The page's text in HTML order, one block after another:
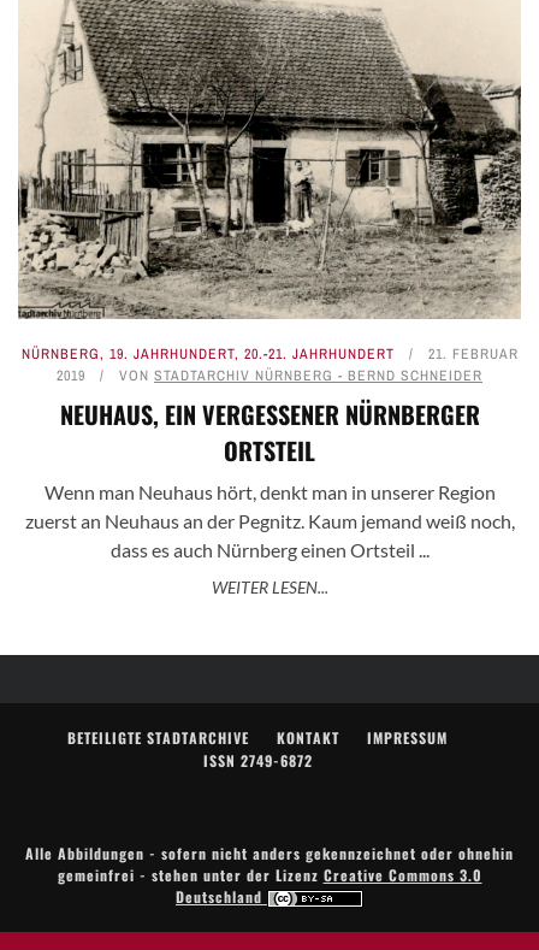
NÜRNBERG, 19. JAHRHUNDERT, 20.-21. JAHRHUNDERT
21. FEBRUAR
2019
VON STADTARCHIV NÜRNBERG - BERND SCHNEIDER
NEUHAUS, EIN VERGESSENER NÜRNBERGER
ORTSTEIL
Wenn man Neuhaus hört, denkt man in unserer Region
zuerst an Neuhaus an der Pegnitz. Kaum jemand weiß noch,
dass es auch Nürnberg einen Ortsteil ...
WEITER LESEN...
BETEILIGTE STADTARCHIVE KONTAKT
IMPRESSUM
ISSN 2749-6872
Alle Abbildungen - sofern nicht anders gekennzeichnet oder ohnehin
gemeinfrei - stehen unter der Lizenz Creative Commons 3.0
Deutschland